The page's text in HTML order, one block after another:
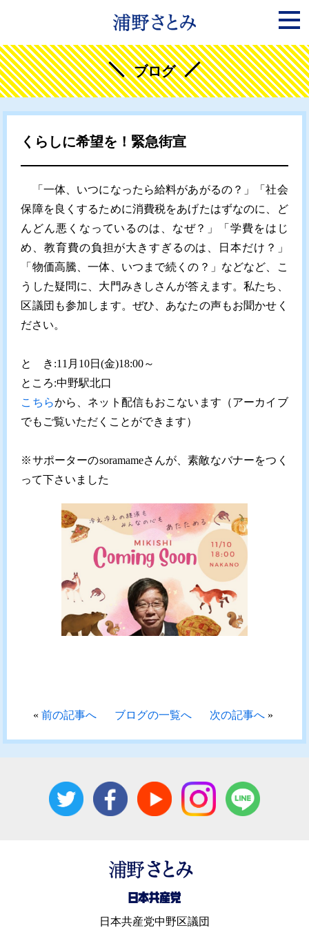
ブログ
くらしに希望を！緊急街宣
「一体、いつになったら給料があがるの？」「社会
保障を良くするために消費税をあげたはずなのに、ど
んどん悪くなっているのは、なぜ？」「学費をはじ
め、教育費の負担が大きすぎるのは、日本だけ？」
「物価高騰、一体、いつまで続くの？」などなど、こ
うした疑問に、大門みきしさんが答えます。私たち、
区議団も参加します。ぜひ、あなたの声もお聞かせく
ださい。
と き:11月10日(金)18:00～
ところ:中野駅北口
こちらから、 ネット配信もおこないます（アーカイブ
でもご覧いただくことができます）
※サポーターのsoramameさんが、素敵なバナーをつく
って下さいました
«前の記事へ ブログの一覧へ 次の記事へ»
日本共産党中野区議団